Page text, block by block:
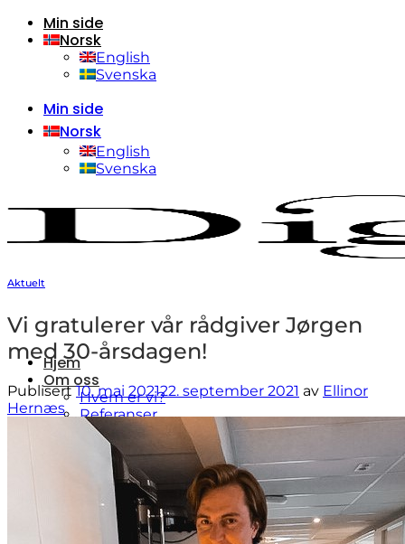
Skip
content
Min side
Norsk
English
Svenska
Min side
Norsk
English
Svenska
Hjem
Om oss
Hvem er vi?
Referanser
Jobb hos oss
Styret
For kunder
For kandidater
Dignus Medical Club
Aktuelt
Vi gratulerer vår rådgiver Jørgen
med 30-årsdagen!
Publisert10. mai 202122. september 2021 av Ellinor
Hernæs